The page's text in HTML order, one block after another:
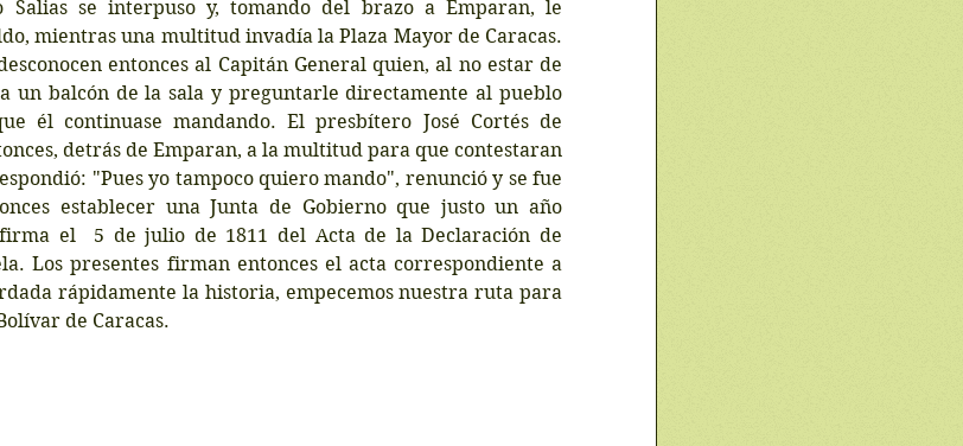
Salias se interpuso y, tomando del brazo a Emparan, le
mientras una multitud invadía la Plaza Mayor de Caracas.
entonces al Capitán General quien, al no estar de
un balcón de la sala y preguntarle directamente al pueblo
él continuase mandando. El presbítero José Cortés de
detrás de Emparan, a la multitud para que contestaran
"Pues yo tampoco quiero mando", renunció y se fue
establecer una Junta de Gobierno que justo un año
el  5 de julio de 1811 del Acta de la Declaración de
Los presentes firman entonces el acta correspondiente a
rápidamente la historia, empecemos nuestra ruta para
de Caracas.